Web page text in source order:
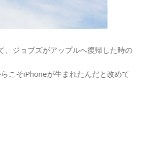
、ジョブズがアップルへ復帰した時の
こそiPhoneが生まれたんだと改めて